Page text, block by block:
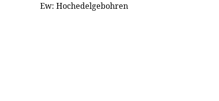
Ew: Hochedelgebohren